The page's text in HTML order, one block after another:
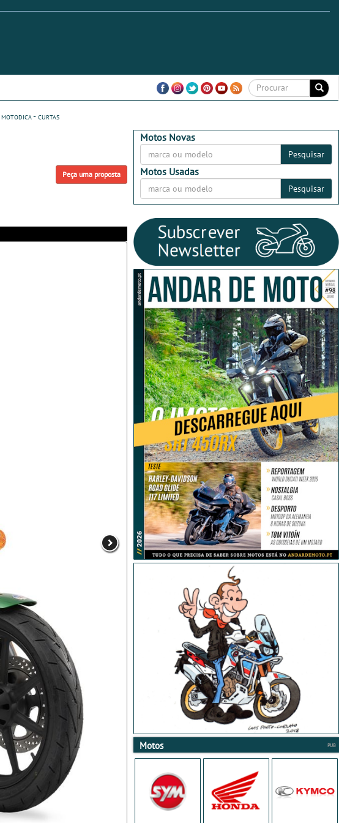
motodica - curtas
Peça uma proposta
Motos Novas
Pesquisar
Motos Usadas
Pesquisar
Motos